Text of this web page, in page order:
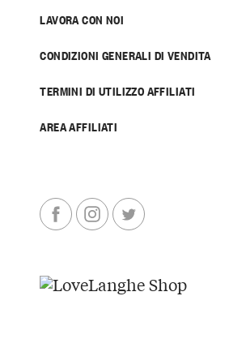
LAVORA CON NOI
CONDIZIONI GENERALI DI VENDITA
TERMINI DI UTILIZZO AFFILIATI
AREA AFFILIATI